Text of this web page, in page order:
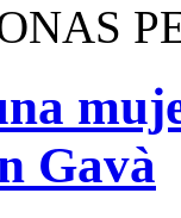
Gavà